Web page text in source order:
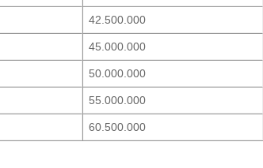
42.500.000
45.000.000
50.000.000
55.000.000
60.500.000